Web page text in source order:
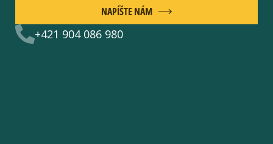
+421 904 086 980
NAPÍŠTE NÁM